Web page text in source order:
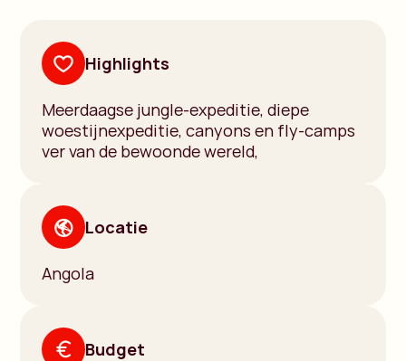
Highlights
Meerdaagse jungle-expeditie, diepe
woestijnexpeditie, canyons en fly-camps
ver van de bewoonde wereld,
Locatie
Angola
Budget